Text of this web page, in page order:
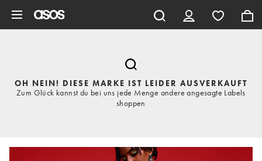
OH NEIN! DIESE MARKE IST LEIDER AUSVERKAUFT
Zum Glück kannst du bei uns jede Menge andere angesagte Labels
shoppen